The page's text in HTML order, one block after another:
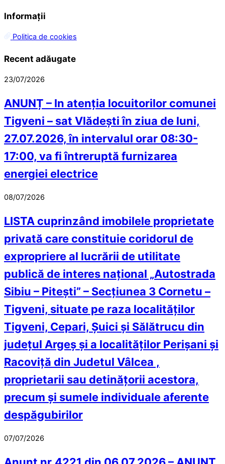
Informații
Politica de cookies
Recent adăugate
23/07/2026
ANUNȚ – In atenția locuitorilor comunei
Tigveni – sat Vlădești în ziua de luni,
27.07.2026, în intervalul orar 08:30-
17:00, va fi întreruptă furnizarea
energiei electrice
08/07/2026
LISTA cuprinzând imobilele proprietate
privată care constituie coridorul de
expropriere al lucrării de utilitate
publică de interes național „Autostrada
Sibiu – Pitești” – Secțiunea 3 Cornetu –
Tigveni, situate pe raza localităților
Tigveni, Cepari, Șuici și Sălătrucu din
județul Argeș și a localităților Perișani și
Racoviță din Judetul Vâlcea ,
proprietarii sau detinățorii acestora,
precum și sumele individuale aferente
despăgubirilor
07/07/2026